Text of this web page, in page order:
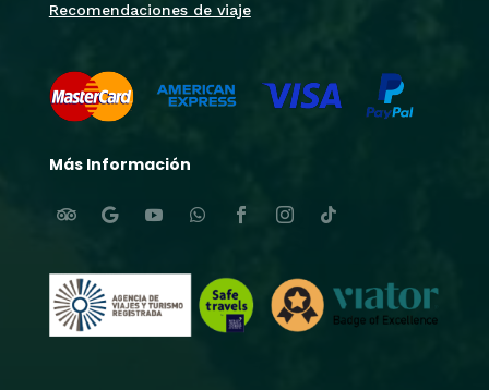
Recomendaciones de viaje
Más Información